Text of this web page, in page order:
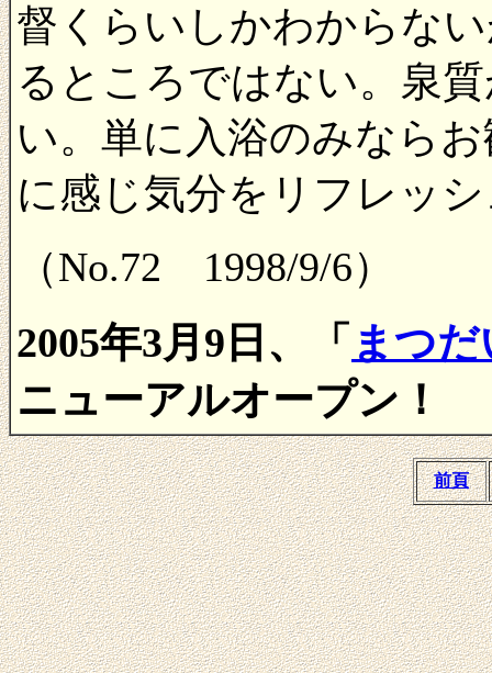
督くらいしかわからな
るところではない。泉
い。単に入浴のみなら
に感じ気分をリフレッ
（No.72 1998/9/6）
2005年3月9日 、 「 まつ
ニューアルオープン！
前頁